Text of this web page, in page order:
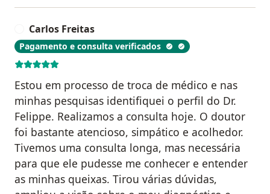
Carlos Freitas
Pagamento e consulta verificados
Estou em processo de troca de médico e nas
minhas pesquisas identifiquei o perfil do Dr.
Felippe. Realizamos a consulta hoje. O doutor
foi bastante atencioso, simpático e acolhedor.
Tivemos uma consulta longa, mas necessária
para que ele pudesse me conhecer e entender
as minhas queixas. Tirou várias dúvidas,